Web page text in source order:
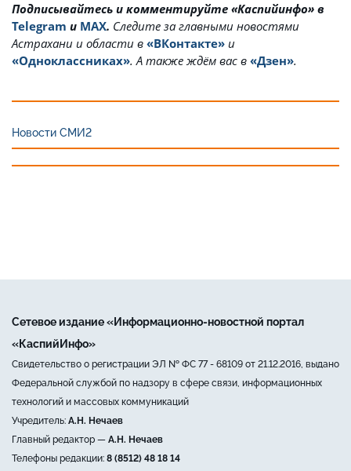
Подписывайтесь и комментируйте «Каспийинфо» в
Telegram и MAX. Cледите за главными новостями
Астрахани и области в «ВКонтакте» и
«Одноклассниках». А также ждём вас в «Дзен».
Новости СМИ2
Сетевое издание «Информационно-новостной портал
«КаспийИнфо»
Свидетельство о регистрации ЭЛ № ФС 77 - 68109 от 21.12.2016, выдано
Федеральной службой по надзору в сфере связи, информационных
технологий и массовых коммуникаций
Учредитель: А.Н. Нечаев
Главный редактор — А.Н. Нечаев
Телефоны редакции: 8 (8512) 48 18 14